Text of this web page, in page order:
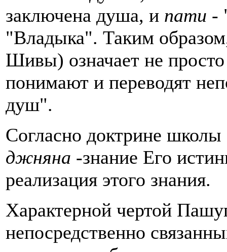
заключена душа, и пати -
"Владыка". Таким
Шивы) означает не
понимают и переводят
душ".
Согласно доктрине
джняна -знание Его
реализация этого знания.
Характерной чертой
непосредственно